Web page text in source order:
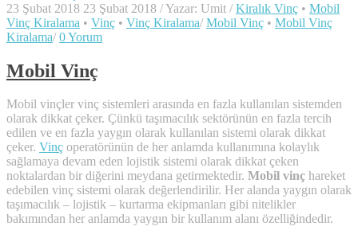
23 Şubat 2018 23 Şubat 2018 /Yazar: Umit / Kiralık Vinç • Mobil
Vinç Kiralama • Vinç • Vinç Kiralama/ Mobil Vinç • Mobil Vinç
Kiralama/ 0 Yorum
Mobil Vinç
Mobil vinçler vinç sistemleri arasında en fazla kullanılan sistemden
olarak dikkat çeker. Çünkü taşımacılık sektörünün en fazla tercih
edilen ve en fazla yaygın olarak kullanılan sistemi olarak dikkat
çeker. Vinç operatörünün de her anlamda kullanımına kolaylık
sağlamaya devam eden lojistik sistemi olarak dikkat çeken
noktalardan bir diğerini meydana getirmektedir. Mobil vinç hareket
edebilen vinç sistemi olarak değerlendirilir. Her alanda yaygın olarak
taşımacılık – lojistik – kurtarma ekipmanları gibi nitelikler
bakımından her anlamda yaygın bir kullanım alanı özelliğindedir.